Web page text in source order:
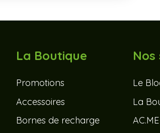
La Boutique
Promotions
Accessoires
Bornes de recharge
Nos
Le
La
AC.ME